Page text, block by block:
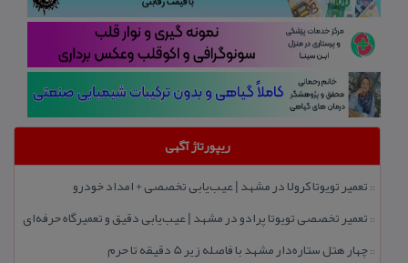
ریپورتاژ آگهی
:: تعمیر تویوتا كرولا در مشهد | عیب‌یابی تخصصی + امداد خودرو
:: تعمیر تخصصی تویوتا پرادو در مشهد | عیب‌یابی دقیق و تعمیرگاه حرفه‌ای
::چهار هتل‌ ستاره‌دار مشهد با فاصله زیر 5 دقیقه تا حرم